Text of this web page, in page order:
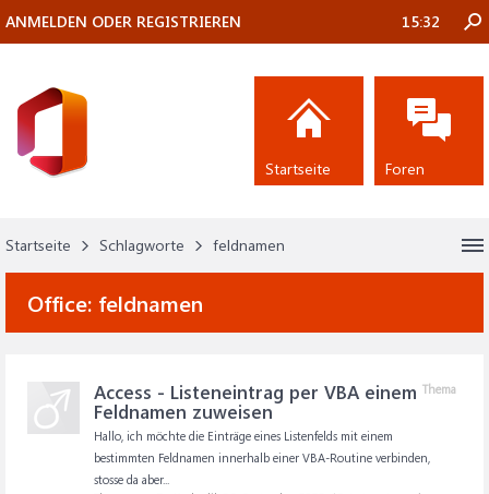
Startseite Schlagworte feldnamen
Office: feldnamen
Thema
Access - Listeneintrag per VBA einem
Feldnamen zuweisen
Hallo, ich möchte die Einträge eines Listenfelds mit einem
bestimmten Feldnamen innerhalb einer VBA-Routine verbinden,
stosse da aber...
ANMELDEN ODER REGISTRIEREN 15:32
Startseite Foren